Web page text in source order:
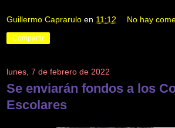
Guillermo Caprarulo en 11:12 No hay
Compartir
lunes, 7 de febrero de 2022
Se enviarán fondos a los
Escolares